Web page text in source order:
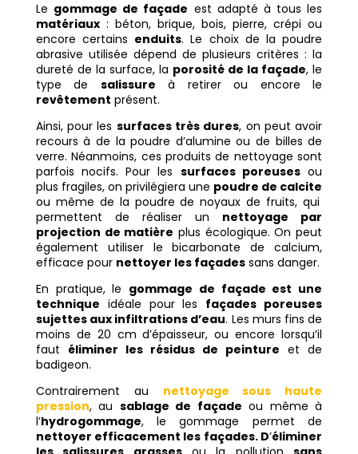
Le gommage de façade est adapté à tous les
matériaux: béton, brique, bois, pierre, crépi ou
encore certains enduits. Le choix de la poudre
abrasive utilisée dépend de plusieurs critères : la
dureté de la surface, la porosité de la façade, le
type de salissure à retirer ou encore le
revêtement présent.
Ainsi, pour les surfaces très dures, on peut avoir
recours à de la poudre d’alumine ou de billes de
verre. Néanmoins, ces produits de nettoyage sont
parfois nocifs. Pour les surfaces poreusesou
plus fragiles, on privilégiera une poudre de calcite
ou même de la poudre de noyaux de fruits, qui
permettent de réaliser un nettoyage par
projection de matière plus écologique. On peut
également utiliser le bicarbonate de calcium,
efficace pour nettoyer les façadessans danger.
En pratique, le gommage de façade est une
technique idéale pour les façades poreuses
sujettes aux infiltrations d’eau. Les murs fins de
moins de 20 cm d’épaisseur, ou encore lorsqu’il
faut éliminer les résidus de peinture et de
badigeon.
Contrairement au nettoyage sous haute
pression, au sablage de façade ou même à
l’hydrogommage, le gommage permet de
nettoyer efficacement les façades. D’éliminer